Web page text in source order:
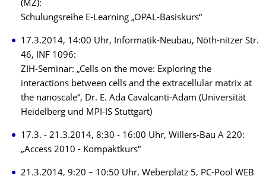
(MZ):
Schulungsreihe E-Learning „OPAL-Basiskurs“
17.3.2014, 14:00 Uhr, Informatik-Neubau, Nöth-nitzer Str.
46, INF 1096:
ZIH-Seminar: „Cells on the move: Exploring the
interactions between cells and the extracellular matrix at
the nanoscale“, Dr. E. Ada Cavalcanti-Adam (Universität
Heidelberg und MPI-IS Stuttgart)
17.3. - 21.3.2014, 8:30 - 16:00 Uhr, Willers-Bau A 220:
„Access 2010 - Kompaktkurs“
21.3.2014, 9:20 – 10:50 Uhr, Weberplatz 5, PC-Pool WEB